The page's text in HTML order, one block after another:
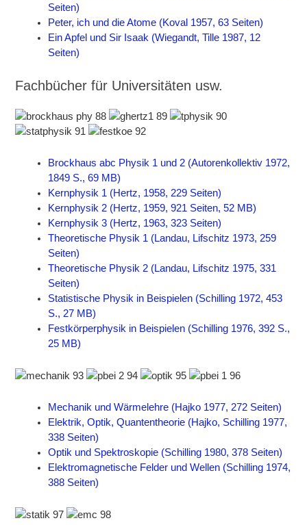
Seiten)
Peter, ich und die Atome (Koval 1957, 63 Seiten)
Ein Apfel und Sir Isaak (Wiegandt, Tille 1987, 12
Seiten)
Fachbücher für Universitäten usw.
Brockhaus abc Physik 1 und 2 (Autorenkollektiv 1972,
1849 S., 69 MB)
Kernphysik 1 (Hertz, 1958, 229 Seiten)
Kernphysik 2 (Hertz, 1959, 921 Seiten, 52 MB)
Kernphysik 3 (Hertz, 1963, 323 Seiten)
Theoretische Physik 1 (Landau, Lifschitz 1973, 259
Seiten)
Theoretische Physik 2 (Landau, Lifschitz 1975, 331
Seiten)
Statistische Physik in Beispielen (Schilling 1972, 453
S., 27 MB)
Festkörperphysik in Beispielen (Schilling 1976, 392 S.,
25 MB)
Mechanik und Wärmelehre (Hajko 1977, 272 Seiten)
Elektrik, Optik, Quantentheorie (Hajko, Schilling 1977,
338 Seiten)
Optik und Spektroskopie (Schilling 1980, 378 Seiten)
Elektromagnetische Felder und Wellen (Schilling 1974,
388 Seiten)